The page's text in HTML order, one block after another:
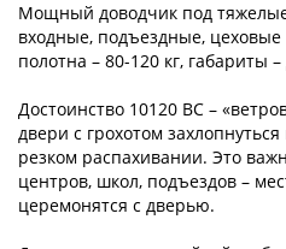
Мощный доводчик под
входные, подъездные,
полотна – 80-120 кг, габариты
Достоинство 10120 BC –
двери с грохотом
резком распахивании. Это
центров, школ, подъездов –
церемонятся с дверью.